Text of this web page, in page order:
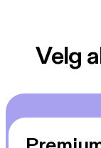
Velg